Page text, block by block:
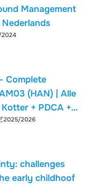
Management
Complete
(HAN) | Alle
+ PDCA +
2025/2026
challenges
early childhoof